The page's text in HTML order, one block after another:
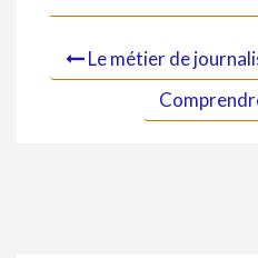
Le métier de